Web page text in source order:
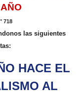
718
las siguientes
HACE EL
AL